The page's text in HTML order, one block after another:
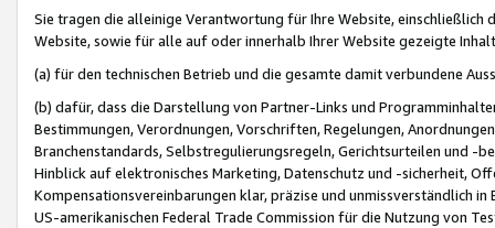
Sie tragen die alleinige Verantwortung für Ihre Website,
Website, sowie für alle auf oder innerhalb Ihrer Website gezeigte
(a) für den technischen Betrieb und die gesamte damit verbundene
(b) dafür, dass die Darstellung von Partner-Links und
Bestimmungen, Verordnungen, Vorschriften, Regelungen,
Branchenstandards, Selbstregulierungsregeln, Gerichtsurteilen und -
Hinblick auf elektronisches Marketing, Datenschutz und -sicherheit,
Kompensationsvereinbarungen klar, präzise und unmissverständlich
US-amerikanischen Federal Trade Commission für die Nutzung von